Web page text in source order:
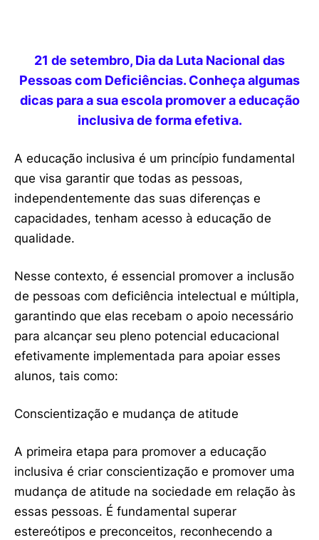
21 de setembro, Dia da Luta Nacional das
Pessoas com Deficiências. Conheça algumas
dicas para a sua escola promover a educação
inclusiva de forma efetiva.
A educação inclusiva é um princípio fundamental
que visa garantir que todas as pessoas,
independentemente das suas diferenças e
capacidades, tenham acesso à educação de
qualidade.
Nesse contexto, é essencial promover a inclusão
de pessoas com deficiência intelectual e múltipla,
garantindo que elas recebam o apoio necessário
para alcançar seu pleno potencial educacional
efetivamente implementada para apoiar esses
alunos, tais como:
Conscientização e mudança de atitude
A primeira etapa para promover a educação
inclusiva é criar conscientização e promover uma
mudança de atitude na sociedade em relação às
essas pessoas. É fundamental superar
estereótipos e preconceitos, reconhecendo a